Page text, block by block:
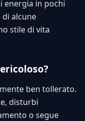
energia in pochi
alcune
stile di vita
ben tollerato.
disturbi
o segue